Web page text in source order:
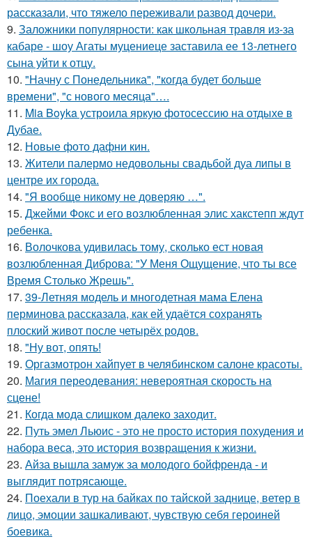
рассказали, что тяжело переживали развод дочери.
9. Заложники популярности: как школьная травля из-за
кабаре - шоу Агаты муцениеце заставила ее 13-летнего
сына уйти к отцу.
10. "Начну с Понедельника", "когда будет больше
времени", "с нового месяца"….
11. Mia Boyka устроила яркую фотосессию на отдыхе в
Дубае.
12. Новые фото дафни кин.
13. Жители палермо недовольны свадьбой дуа липы в
центре их города.
14. "Я вообще никому не доверяю …".
15. Джейми Фокс и его возлюбленная элис хакстепп ждут
ребенка.
16. Волочкова удивилась тому, сколько ест новая
возлюбленная Диброва: "У Меня Ощущение, что ты все
Время Столько Жрешь".
17. 39-Летняя модель и многодетная мама Елена
перминова рассказала, как ей удаётся сохранять
плоский живот после четырёх родов.
18. "Ну вот, опять!
19. Оргазмотрон хайпует в челябинском салоне красоты.
20. Магия переодевания: невероятная скорость на
сцене!
21. Когда мода слишком далеко заходит.
22. Путь эмел Льюис - это не просто история похудения и
набора веса, это история возвращения к жизни.
23. Айза вышла замуж за молодого бойфренда - и
выглядит потрясающе.
24. Поехали в тур на байках по тайской заднице, ветер в
лицо, эмоции зашкаливают, чувствую себя героиней
боевика.